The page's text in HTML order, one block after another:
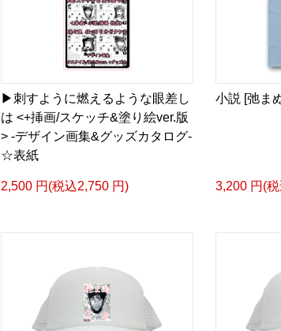
日本語版: https://amzn.asia/d/fMWTZVg
小説 [刺すように燃えるような眼差しは] -
挿画&グッズカタログ <デザイン画集:BEST
＜著者:絵本/挿画作成＞ 凛々風 猛 -リリカゼ
日本語版: https://amzn.asia/d/hMo8oB0
▶︎小説 [刺すように燃えるような眼差しは]
挿画&グッズカタログ <デザイン画集:BEST
<merchandise shop>
＿＿＿＿＿＿＿＿＿＿＿＿＿＿＿＿＿＿＿＿
▶︎刺すように燃えるような眼差し
は <+挿画/スケッチ&塗り絵ver.版
> -デザイン画集&グッズカタログ-
☆表紙
2,500 円(税込2,750 円)
小説 [弛ま
3,200 円(